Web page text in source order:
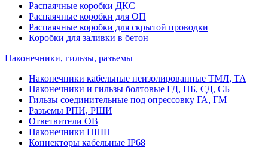
Распаячные коробки ДКС
Распаячные коробки для ОП
Распаячные коробки для скрытой проводки
Коробки для заливки в бетон
Наконечники, гильзы, разъемы
Наконечники кабельные неизолированные ТМЛ, ТА
Наконечники и гильзы болтовые ГД, НБ, СД, СБ
Гильзы соединительные под опрессовку ГА, ГМ
Разъемы РПИ, РШИ
Ответвители ОВ
Наконечники НШП
Коннекторы кабельные IP68